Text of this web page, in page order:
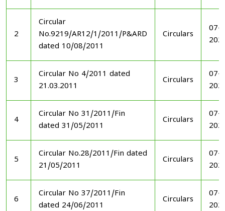
2
Circular
No.9219/AR12/1/2011/P&ARD
dated 10/08/2011
Circulars
07-
3
Circular No 4/2011 dated
21.03.2011
Circulars
07-
4
Circular No 31/2011/Fin
dated 31/05/2011
Circulars
07-
5
Circular No.28/2011/Fin dated
21/05/2011
Circulars
07-
6
Circular No 37/2011/Fin
dated 24/06/2011
Circulars
07-